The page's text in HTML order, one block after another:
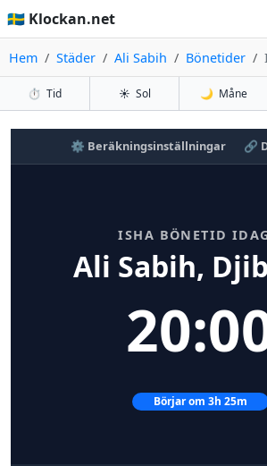
🇸🇪 Klockan.net
Hem Städer Ali Sabih Bönetider
⏱️ Tid ☀️ Sol 🌙 Måne
⚙️ Beräkningsinställningar 🔗
ISHA BÖNETID
Ali Sabih,
Börjar om 3h 25m